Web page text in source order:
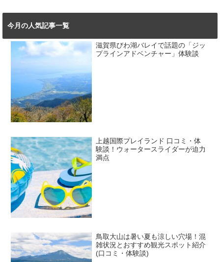
今月の人気記事一覧
滋賀県びわ湖バレイで話題の「ジッ
プラインアドベンチャー」体験談
上越国際プレイランド 口コミ・体
験談！ウォータースライダーが迫力
満点
鳥取大山は暑い夏も涼しい穴場！混
雑状況とおすすめ観光スポット紹介
(口コミ・体験談)